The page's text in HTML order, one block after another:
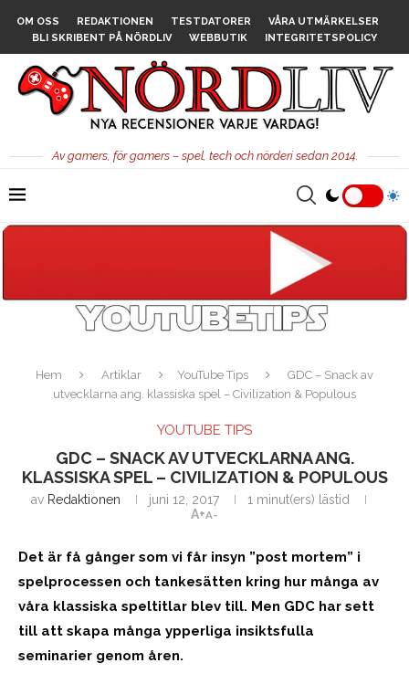
OM OSS REDAKTIONEN TESTDATORER
VÅRA UTMÄRKELSER
BLI SKRIBENT PÅ NÖRDLIV
WEBBUTIK INTEGRITETSPOLICY
Av gamers, för gamers – spel, tech och nörderi sedan 2014.
Hem Artiklar YouTube Tips
GDC – Snack av
utvecklarna ang. klassiska spel – Civilization & Populous
YOUTUBE TIPS
GDC – SNACK AV UTVECKLARNA ANG.
KLASSISKA SPEL – CIVILIZATION & POPULOUS
av Redaktionen juni 12, 2017
1 minut(ers) lästid
A+A-
Det är få gånger som vi får insyn ”post mortem” i
spelprocessen och tankesätten kring hur många av
våra klassiska speltitlar blev till. Men GDC har sett
till att skapa många ypperliga insiktsfulla
seminarier genom åren.